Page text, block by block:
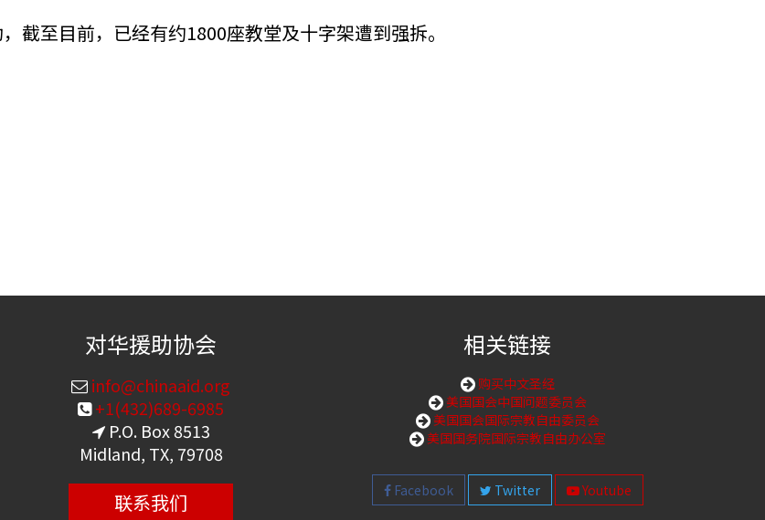
截至目前，已经有约1800座教堂及十字架遭到强拆。
对华援助协会
info@chinaaid.org
+1(432)689-6985
P.O. Box 8513
Midland, TX, 79708
联系我们
相关链接
购买中文圣经
美国国会中国问题委员会
美国国会国际宗教自由委员会
美国国务院国际宗教自由办公室
Facebook Twitter Youtube